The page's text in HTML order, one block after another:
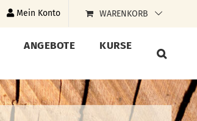
Mein Konto WARENKORB
ANGEBOTE KURSE